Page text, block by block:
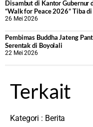
Disambut di Kantor Gubernur
“Walk for Peace 2026” Tiba
26 Mei 2026
‎Pembimas Buddha Jateng
Serentak di Boyolali
22 Mei 2026
Terkait
Kategori : Berita